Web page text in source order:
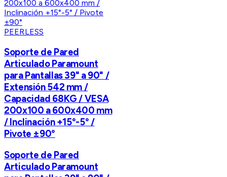
PEERLESS
Soporte de Pared
Articulado Paramount
para Pantallas 39" a 90" /
Extensión 542 mm /
Capacidad 68KG / VESA
200x100 a 600x400 mm
/ Inclinación +15°-5° /
Pivote ±90°
Soporte de Pared
Articulado Paramount